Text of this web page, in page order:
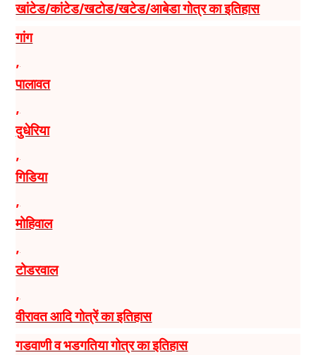
खांटेड/कांटेड/खटोड/खटेड/आबेडा गोत्र का इतिहास
गांग
,
पालावत
,
दुधेरिया
,
गिडिया
,
मोहिवाल
,
टोडरवाल
,
वीरावत आदि गोत्रें का इतिहास
गडवाणी व भडगतिया गोत्र का इतिहास